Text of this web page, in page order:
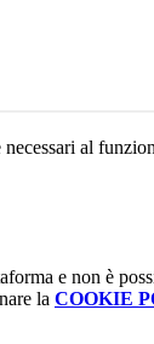
al
e non è
la COOKIE